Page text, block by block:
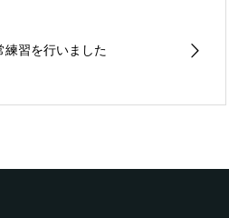
練習を行いました